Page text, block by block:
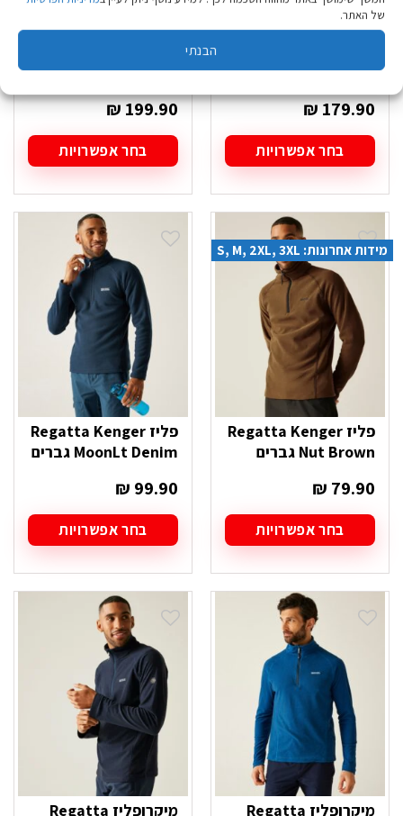
של האתר.
הבנתי
מעיל פליז עבה
StrmGry(Blk) גברים
₪179.90
בחר אפשרויות
זה
יש
סוגים.
ניתן
לבחור
האפשרויות
בעמוד
המוצר
מעיל פליז עבה
GlzGing(Blk) גברים
₪199.90
בחר אפשרויות
זה
יש
סוגים.
לבחור
האפשרויות
בעמוד
המוצר
מידות אחרונות: S, M, 2XL, 3XL
פליז Regatta Kenger
Nut Brown גברים
₪ 79.90
בחר אפשרויות
זה
יש
סוגים.
לבחור
האפשרויות
בעמוד
המוצר
פליז Regatta Kenger
MoonLt Denim גברים
₪ 99.90
בחר אפשרויות
זה
יש
סוגים.
לבחור
את
האפשרויות
בעמוד
המוצר
מיקרופליז Regatta
מיקרופליז Regatta